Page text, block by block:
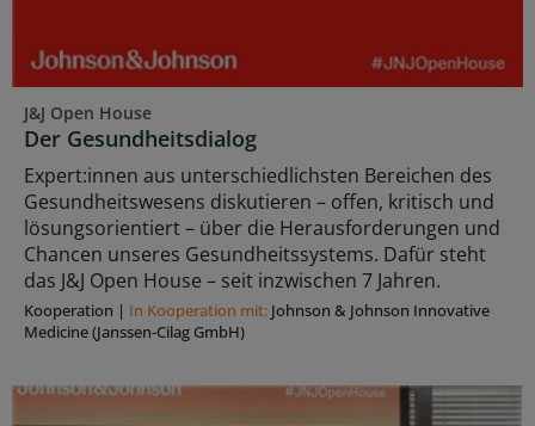
J&J Open House
Der Gesundheitsdialog
Expert:innen aus unterschiedlichsten Bereichen des
Gesundheitswesens diskutieren – offen, kritisch und
lösungsorientiert – über die Herausforderungen und
Chancen unseres Gesundheitssystems. Dafür steht
das J&J Open House – seit inzwischen 7 Jahren.
Kooperation | In Kooperation mit: Johnson & Johnson Innovative
Medicine (Janssen-Cilag GmbH)